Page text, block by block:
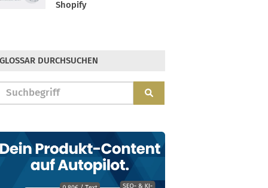
Shopify
GLOSSAR DURCHSUCHEN